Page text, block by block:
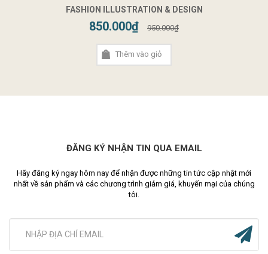
FASHION ILLUSTRATION & DESIGN
850.000₫ 950.000₫
Thêm vào giỏ
ĐĂNG KÝ NHẬN TIN QUA EMAIL
Hãy đăng ký ngay hôm nay để nhận được những tin tức cập nhật mới
nhất về sản phẩm và các chương trình giảm giá, khuyến mại của chúng
tôi.